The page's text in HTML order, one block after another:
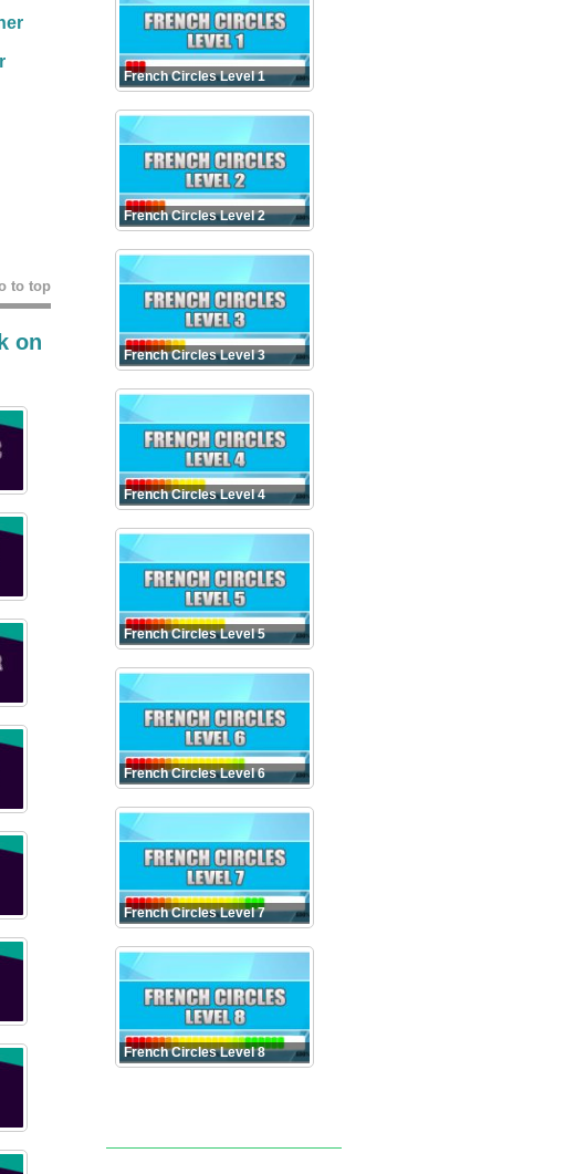
to top
on
French Circles Level 1
French Circles Level 2
French Circles Level 3
French Circles Level 4
French Circles Level 5
French Circles Level 6
French Circles Level 7
French Circles Level 8